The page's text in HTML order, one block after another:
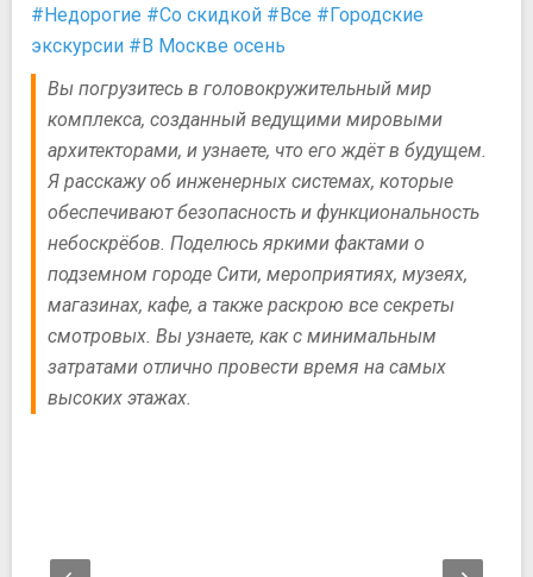
#Недорогие #Со скидкой #Все #Городские
экскурсии #В Москве осень
Вы погрузитесь в головокружительный мир
комплекса, созданный ведущими мировыми
архитекторами, и узнаете, что его ждёт в будущем.
Я расскажу об инженерных системах, которые
обеспечивают безопасность и функциональность
небоскрёбов. Поделюсь яркими фактами о
подземном городе Сити, мероприятиях, музеях,
магазинах, кафе, а также раскрою все секреты
смотровых. Вы узнаете, как с минимальным
затратами отлично провести время на самых
высоких этажах.